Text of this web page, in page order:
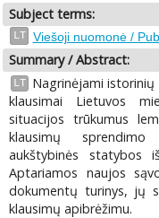
Subject terms:
LT Viešoji nuomonė /
Summary / Abstract:
LT
Nagrinėjami
klausimai Lietuvos
situacijos trūkumus
klausimų
aukštybinės statybos
Aptariamos naujos
dokumentų turinys, jų
klausimų apibrėžimu.